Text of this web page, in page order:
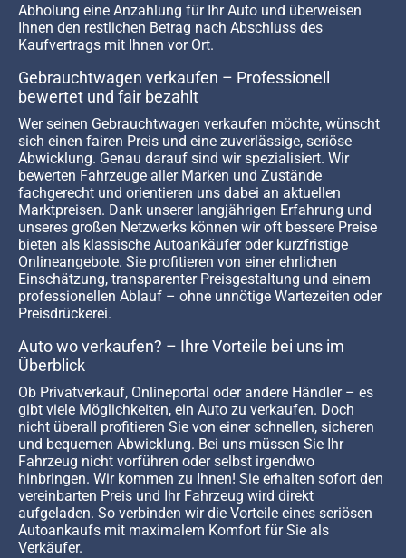
Abholung eine Anzahlung für Ihr Auto und überweisen
Ihnen den restlichen Betrag nach Abschluss des
Kaufvertrags mit Ihnen vor Ort.
Gebrauchtwagen verkaufen – Professionell
bewertet und fair bezahlt
Wer seinen Gebrauchtwagen verkaufen möchte, wünscht
sich einen fairen Preis und eine zuverlässige, seriöse
Abwicklung. Genau darauf sind wir spezialisiert. Wir
bewerten Fahrzeuge aller Marken und Zustände
fachgerecht und orientieren uns dabei an aktuellen
Marktpreisen. Dank unserer langjährigen Erfahrung und
unseres großen Netzwerks können wir oft bessere Preise
bieten als klassische Autoankäufer oder kurzfristige
Onlineangebote. Sie profitieren von einer ehrlichen
Einschätzung, transparenter Preisgestaltung und einem
professionellen Ablauf – ohne unnötige Wartezeiten oder
Preisdrückerei.
Auto wo verkaufen? – Ihre Vorteile bei uns im
Überblick
Ob Privatverkauf, Onlineportal oder andere Händler – es
gibt viele Möglichkeiten, ein Auto zu verkaufen. Doch
nicht überall profitieren Sie von einer schnellen, sicheren
und bequemen Abwicklung. Bei uns müssen Sie Ihr
Fahrzeug nicht vorführen oder selbst irgendwo
hinbringen. Wir kommen zu Ihnen! Sie erhalten sofort den
vereinbarten Preis und Ihr Fahrzeug wird direkt
aufgeladen. So verbinden wir die Vorteile eines seriösen
Autoankaufs mit maximalem Komfort für Sie als
Verkäufer.